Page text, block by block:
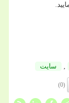
, سایت
(0)